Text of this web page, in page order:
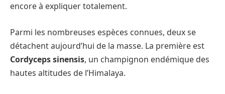
encore à expliquer totalement.
Parmi les nombreuses espèces connues, deux se
détachent aujourd’hui de la masse. La première est
Cordyceps sinensis, un champignon endémique des
hautes altitudes de l’Himalaya.